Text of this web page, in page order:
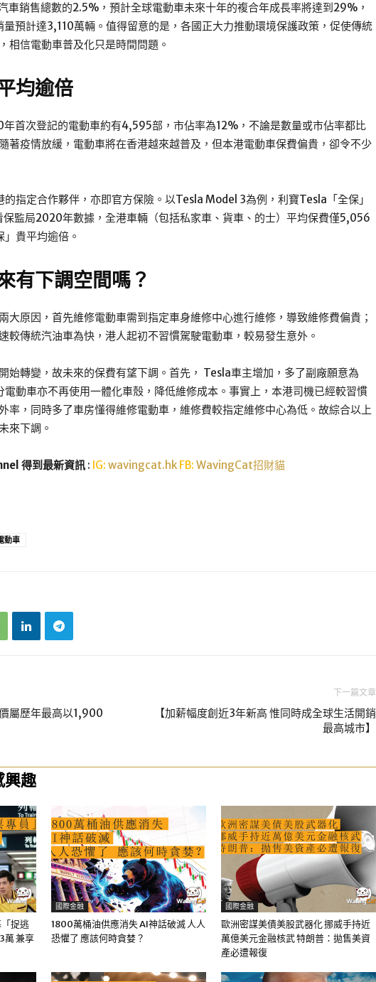
車銷售總數的2.5%，預計全球電動車未來十年的複合年成長率將達到29%，
預計達3,110萬輛。值得留意的是，各國正大力推動環境保護政策，促使傳統
相信電動車普及化只是時間問題。
均逾倍
首次登記的電動車約有4,595部，市佔率為12%，不論是數量或市佔率都比
著疫情放緩，電動車將在香港越來越普及，但本港電動車保費偏貴，卻令不少
指定合作夥伴，亦即官方保險。以Tesla Model 3為例，利寶Tesla「全保」
保監局2020年數據，全港車輛（包括私家車、貨車、的士）平均保費僅5,056
貴平均逾倍。
有下調空間嗎？
大原因，首先維修電動車需到指定車身維修中心進行維修，導致維修費偏貴；
較傳統汽油車為快，港人起初不習慣駕駛電動車，較易發生意外。
始轉變，故未來的保費有望下調。首先， Tesla車主增加，多了副廠願意為
動車亦不再使用一體化車殼，降低維修成本。事實上，本港司機已經較習慣
率，同時多了車房懂得維修電動車，維修費較指定維修中心為低。故綜合以上
來下調。
得到最新資訊 : IG: wavingcat.hkFB: WavingCat招財貓
動車
屬歷年最高以1,900
下一篇文章
【加薪幅度創近3年新高 惟同時成全球生活開銷
最高城市】
興趣
捉逃
萬 兼享
國際金融
1800萬桶油供應消失 AI神話破滅 人人
恐懼了 應該何時貪婪？
國際金融
歐洲密謀美債美股武器化 挪威手持近
萬億美元金融核武 特朗普：拋售美資
產必遭報復